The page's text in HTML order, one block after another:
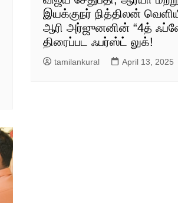
இயக்குநர் நித்திலன்
ஆரி அர்ஜுனனின் “4த்
திரைப்பட ஃபர்ஸ்ட் லுக்!
tamilankural April 13, 2025